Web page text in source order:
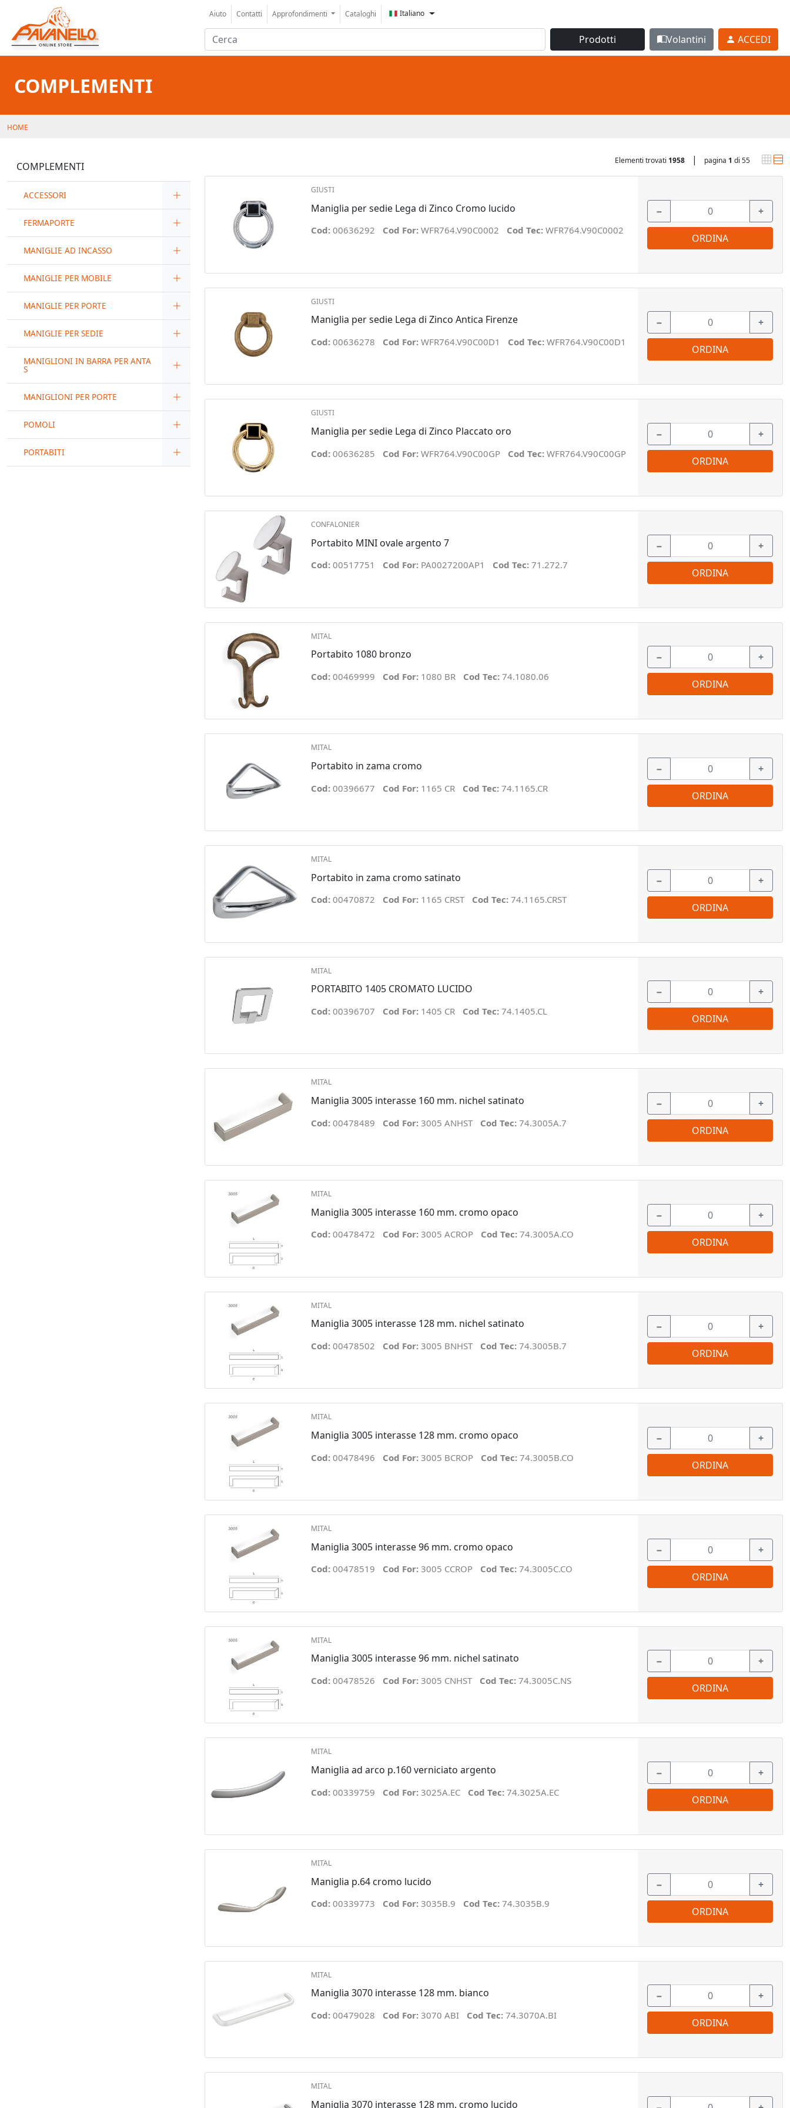
Aiuto Contatti Approfondimenti Cataloghi Italiano
Prodotti Volantini ACCEDI
COMPLEMENTI
HOME
COMPLEMENTI
ACCESSORI
FERMAPORTE
MANIGLIE AD INCASSO
MANIGLIE PER MOBILE
MANIGLIE PER PORTE
MANIGLIE PER SEDIE
MANIGLIONI IN BARRA PER ANTA
S
MANIGLIONI PER PORTE
POMOLI
PORTABITI
Elementi trovati 1958 | pagina 1 di 55
GIUSTI
Maniglia per sedie Lega di Zinco Cromo lucido
Cod: 00636292 Cod For: WFR764.V90C0002 Cod Tec: WFR764.V90C0002
− +
ORDINA
GIUSTI
Maniglia per sedie Lega di Zinco Antica Firenze
Cod: 00636278 Cod For: WFR764.V90C00D1 Cod Tec: WFR764.V90C00D1
− +
ORDINA
GIUSTI
Maniglia per sedie Lega di Zinco Placcato oro
Cod: 00636285 Cod For: WFR764.V90C00GP Cod Tec: WFR764.V90C00GP
− +
ORDINA
CONFALONIER
Portabito MINI ovale argento 7
Cod: 00517751 Cod For: PA0027200AP1 Cod Tec: 71.272.7
− +
ORDINA
MITAL
Portabito 1080 bronzo
Cod: 00469999 Cod For: 1080 BR Cod Tec: 74.1080.06
− +
ORDINA
MITAL
Portabito in zama cromo
Cod: 00396677 Cod For: 1165 CR Cod Tec: 74.1165.CR
− +
ORDINA
MITAL
Portabito in zama cromo satinato
Cod: 00470872 Cod For: 1165 CRST Cod Tec: 74.1165.CRST
− +
ORDINA
MITAL
PORTABITO 1405 CROMATO LUCIDO
Cod: 00396707 Cod For: 1405 CR Cod Tec: 74.1405.CL
− +
ORDINA
MITAL
Maniglia 3005 interasse 160 mm. nichel satinato
Cod: 00478489 Cod For: 3005 ANHST Cod Tec: 74.3005A.7
− +
ORDINA
MITAL
Maniglia 3005 interasse 160 mm. cromo opaco
Cod: 00478472 Cod For: 3005 ACROP Cod Tec: 74.3005A.CO
− +
ORDINA
MITAL
Maniglia 3005 interasse 128 mm. nichel satinato
Cod: 00478502 Cod For: 3005 BNHST Cod Tec: 74.3005B.7
− +
ORDINA
MITAL
Maniglia 3005 interasse 128 mm. cromo opaco
Cod: 00478496 Cod For: 3005 BCROP Cod Tec: 74.3005B.CO
− +
ORDINA
MITAL
Maniglia 3005 interasse 96 mm. cromo opaco
Cod: 00478519 Cod For: 3005 CCROP Cod Tec: 74.3005C.CO
− +
ORDINA
MITAL
Maniglia 3005 interasse 96 mm. nichel satinato
Cod: 00478526 Cod For: 3005 CNHST Cod Tec: 74.3005C.NS
− +
ORDINA
MITAL
Maniglia ad arco p.160 verniciato argento
Cod: 00339759 Cod For: 3025A.EC Cod Tec: 74.3025A.EC
− +
ORDINA
MITAL
Maniglia p.64 cromo lucido
Cod: 00339773 Cod For: 3035B.9 Cod Tec: 74.3035B.9
− +
ORDINA
MITAL
Maniglia 3070 interasse 128 mm. bianco
Cod: 00479028 Cod For: 3070 ABI Cod Tec: 74.3070A.BI
− +
ORDINA
MITAL
Maniglia 3070 interasse 128 mm. cromo lucido